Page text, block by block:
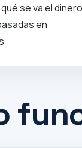
se va el dinero
en